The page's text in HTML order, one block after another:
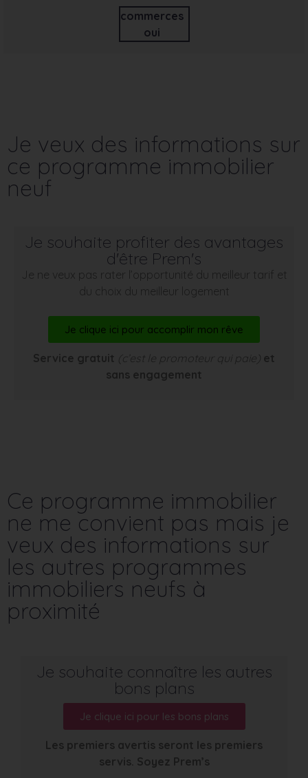
commerces
oui
Je veux des informations sur
ce programme immobilier
neuf
Je souhaite profiter des avantages
d'être Prem's
Je ne veux pas rater l’opportunité du meilleur tarif et
du choix du meilleur logement
Je clique ici pour accomplir mon rêve
Service gratuit (c’est le promoteur qui paie) et
sans engagement
Ce programme immobilier
ne me convient pas mais je
veux des informations sur
les autres programmes
immobiliers neufs à
proximité
Je souhaite connaître les autres
bons plans
Je clique ici pour les bons plans
Les premiers avertis seront les premiers
servis. Soyez Prem’s